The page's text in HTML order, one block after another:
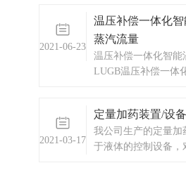
输入信号分为频率脉
送信号输入型两种供
2021-06-23
温压补偿一体化
蒸汽流量
温压补偿一体化智能
LUGB温压补偿一体
将三种信号混合处理
的标准流量，从而实
的温压补偿功能。
2021-03-17
定量加药装置/设备
我公司生产的定量加
于液体的控制设备，